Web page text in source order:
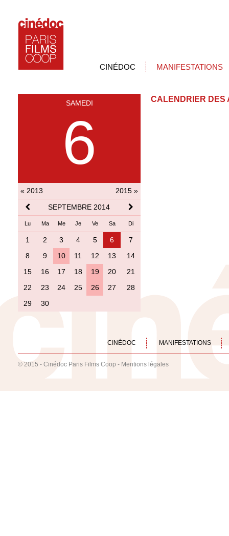
CINÉDOC MANIFESTATIONS
SAMEDI
6
« 2013
2015 »
SEPTEMBRE 2014
Lu Ma Me Je Ve Sa Di
1 2 3 4 5 6
7
8
9 10 11 12 13
14
15
16 17 18 19 20
21
22
23 24 25 26 27
28
29
30
CALENDRIER DES
CINÉDOC MANIFESTATIONS
© 2015 - Cinédoc Paris Films Coop - Mentions légales